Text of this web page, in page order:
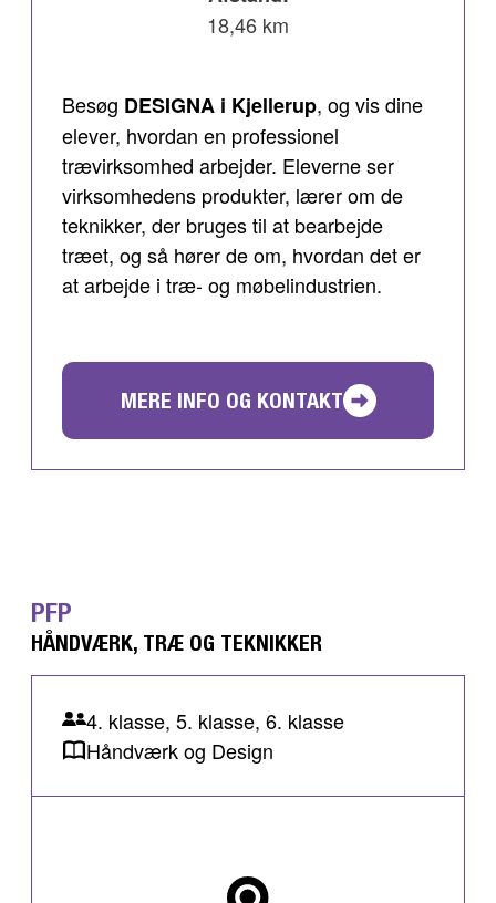
18,46 km
Besøg DESIGNA i Kjellerup, og vis dine
elever, hvordan en professionel
trævirksomhed arbejder. Eleverne ser
virksomhedens produkter, lærer om de
teknikker, der bruges til at bearbejde
træet, og så hører de om, hvordan det er
at arbejde i træ- og møbelindustrien.
MERE INFO OG KONTAKT
PFP
HÅNDVÆRK, TRÆ OG TEKNIKKER
4. klasse, 5. klasse, 6. klasse
Håndværk og Design